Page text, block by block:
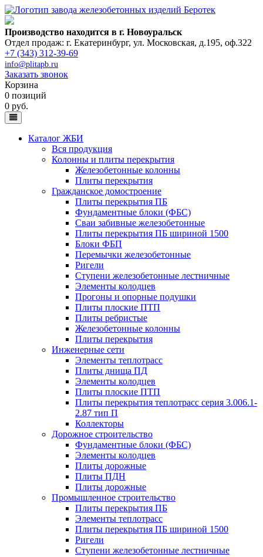
Производство находится в г. Новоуральск
Отдел продаж: г. Екатеринбург, ул. Московская, д.195, оф.322
+7 (343) 312-39-69
info@plitapb.ru
Заказать звонок
Корзина
0 позиций
0 руб.
Каталог ЖБИ
Вся продукция
Колонны и плиты перекрытия
Железобетонные колонны
Плиты перекрытия
Гражданское домостроение
Плиты перекрытия ПБ
Фундаментные блоки (ФБС)
Сваи забивные железобетонные
Плиты перекрытия ПБ шириной 1500
Блоки ФБП
Перемычки железобетонные
Ригели
Ступени железобетонные лестничные
Элементы колодцев
Прогоны и опорные подушки
Плиты плоские ПТП
Плиты ребристые
Железобетонные колонны
Плиты перекрытия
Инженерные сети
Элементы теплотрасс
Плиты днища ПД
Элементы колодцев
Плиты плоские ПТП
Плиты перекрытия теплотрасс серия 3.006.1-
2.87 тип П
Коллекторы
Дорожное строительство
Фундаментные блоки (ФБС)
Элементы колодцев
Плиты дорожные
Плиты ПДН
Плиты дорожные
Промышленное строительство
Плиты перекрытия ПБ
Элементы теплотрасс
Плиты перекрытия ПБ шириной 1500
Ригели
Ступени железобетонные лестничные